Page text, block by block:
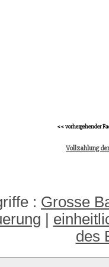
<< vorhergehender
Vollzahlung
: Grosse
des